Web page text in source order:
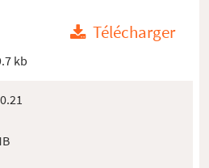
Télécharger
kb